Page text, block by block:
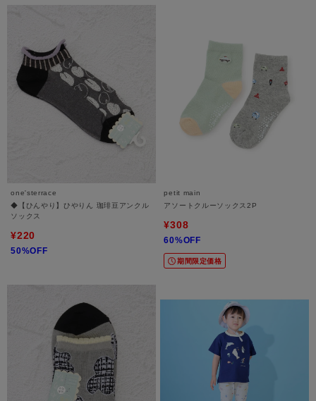
one'sterrace
◆【ひんやり】ひやりん 珈琲豆アンクル
ソックス
¥220
50%OFF
petit main
アソートクルーソックス2P
¥308
60%OFF
期間限定価格